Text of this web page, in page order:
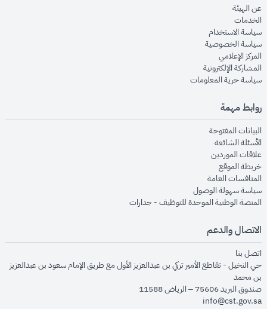
عن الهيئةopens in new window
الخدماتopens in new window
سياسة الاستخدام
سياسة الخصوصيةopens in new window
المركز الإعلاميopens in new window
المشاركة الإلكترونيةopens in new window
سياسة حرية المعلوماتopens in new window
روابط مهمة
البيانات المفتوحةopens in new window
الأسئلة الشائعةopens in new window
علاقات الموردينopens in new window
خريطة الموقعopens in new window
المنافسات العامةopens in new window
سياسة سهولة الوصولopens in new window
المنصة الوطنية الموحدة للتوظيف - جداراتopens in new window
الاتصال والدعم
اتصل بنا
حي النخيل - تقاطع الأمير تركي بن عبدالعزيز الأول مع طريق الإمام سعود بن عبدالعزيز
بن محمد
صندوق البريد 75606 – الرياض 11588
info@cst.gov.sa